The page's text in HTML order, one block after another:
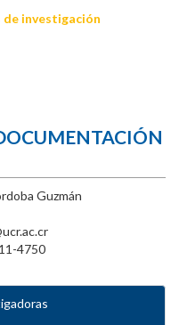
de investigación
Guzmán
4750